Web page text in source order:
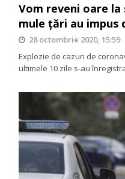
Vom reveni oare
mule țări au impus
28 octombrie 2020, 15:59
Explozie de cazuri de
ultimele 10 zile s-au